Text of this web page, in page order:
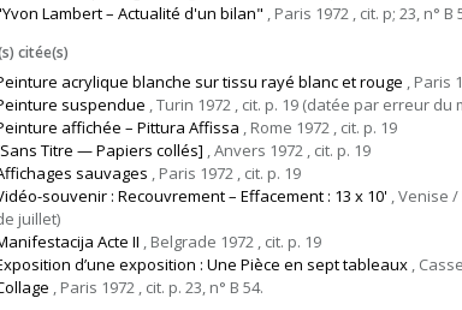
Lambert – Actualité d'un bilan" , Paris 1972 , cit. p; 23, n° B
citée(s)
acrylique blanche sur tissu rayé blanc et rouge , Paris
suspendue , Turin 1972 , cit. p. 19 (datée par erreur du
affichée – Pittura Affissa , Rome 1972 , cit. p. 19
Titre — Papiers collés] , Anvers 1972 , cit. p. 19
sauvages , Paris 1972 , cit. p. 19
souvenir : Recouvrement – Effacement : 13 x 10' , Venise
juillet)
Acte II , Belgrade 1972 , cit. p. 19
d’une exposition : Une Pièce en sept tableaux ,
, Paris 1972 , cit. p. 23, n° B 54.